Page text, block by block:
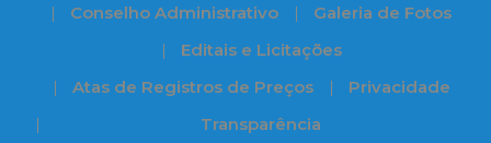
Conselho Administrativo
Galeria de Fotos
Editais e Licitações
Atas de Registros de Preços
Privacidade
Transparência